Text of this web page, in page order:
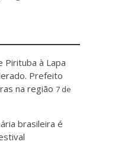
Pirituba à Lapa
Prefeito
na região 7 de
brasileira é